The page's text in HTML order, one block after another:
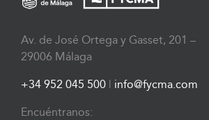
Av. de José Ortega y Gasset, 201 –
29006 Málaga
+34 952 045 500 info@fycma.com
Encuéntranos: